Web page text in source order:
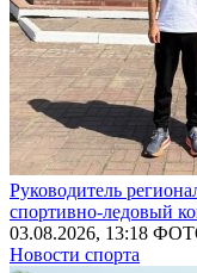
Руководитель
спортивно-ледовый
03.08.2026, 13:18
Новости спорта